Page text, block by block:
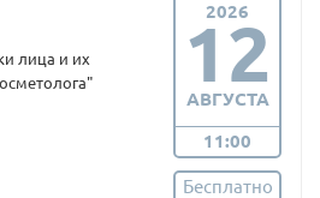
лица и их
2026
12
АВГУСТА
11:00
Бесплатно